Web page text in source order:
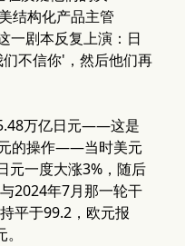
结构化产品主管
一剧本反复上演：日
不信你'，然后他们再
万亿日元——这是
的操作——当时美元
元一度大涨3%，随后
2024年7月那一轮干
平于99.2，欧元报